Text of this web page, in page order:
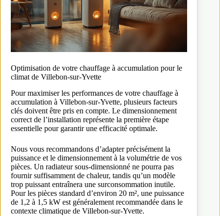
Optimisation de votre chauffage à accumulation pour le
climat de Villebon-sur-Yvette
Pour maximiser les performances de votre chauffage à
accumulation à Villebon-sur-Yvette, plusieurs facteurs
clés doivent être pris en compte. Le dimensionnement
correct de l’installation représente la première étape
essentielle pour garantir une efficacité optimale.
Nous vous recommandons d’adapter précisément la
puissance et le dimensionnement à la volumétrie de vos
pièces. Un radiateur sous-dimensionné ne pourra pas
fournir suffisamment de chaleur, tandis qu’un modèle
trop puissant entraînera une surconsommation inutile.
Pour les pièces standard d’environ 20 m², une puissance
de 1,2 à 1,5 kW est généralement recommandée dans le
contexte climatique de Villebon-sur-Yvette.